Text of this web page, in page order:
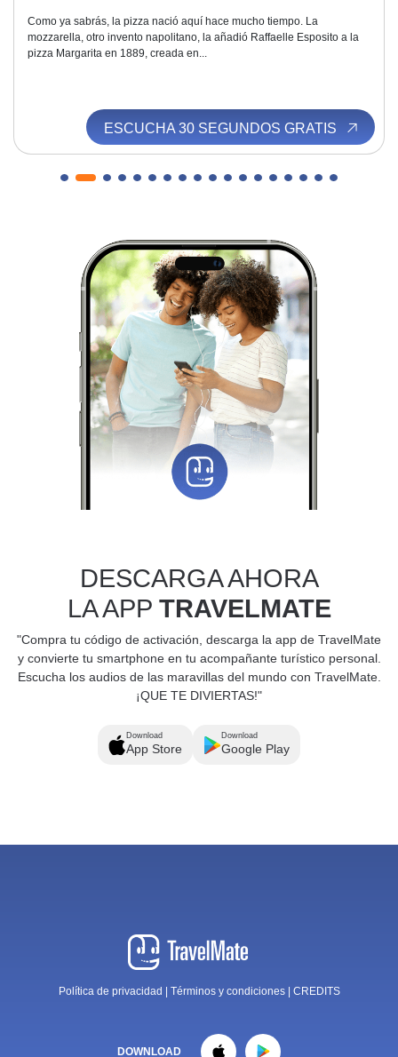
Como ya sabrás, la pizza nació aquí hace mucho tiempo. La
mozzarella, otro invento napolitano, la añadió Raffaelle Esposito a la
pizza Margarita en 1889, creada en...
ESCUCHA 30 SEGUNDOS GRATIS
DESCARGA AHORA
LA APP TRAVELMATE
"Compra tu código de activación, descarga la app de TravelMate
y convierte tu smartphone en tu acompañante turístico personal.
Escucha los audios de las maravillas del mundo con TravelMate.
¡QUE TE DIVIERTAS!"
Download
App Store
Download
Google Play
Política de privacidad Términos y condiciones CREDITS
DOWNLOAD